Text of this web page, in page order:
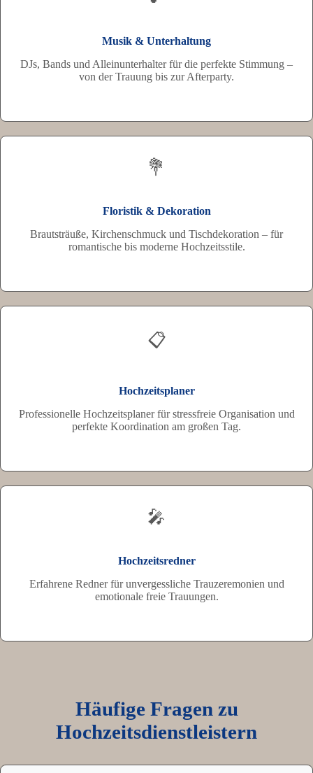
Musik & Unterhaltung
DJs, Bands und Alleinunterhalter für die perfekte Stimmung –
von der Trauung bis zur Afterparty.
💐
Floristik & Dekoration
Brautsträuße, Kirchenschmuck und Tischdekoration – für
romantische bis moderne Hochzeitsstile.
📋
Hochzeitsplaner
Professionelle Hochzeitsplaner für stressfreie Organisation und
perfekte Koordination am großen Tag.
🎤
Hochzeitsredner
Erfahrene Redner für unvergessliche Trauzeremonien und
emotionale freie Trauungen.
Häufige Fragen zu
Hochzeitsdienstleistern